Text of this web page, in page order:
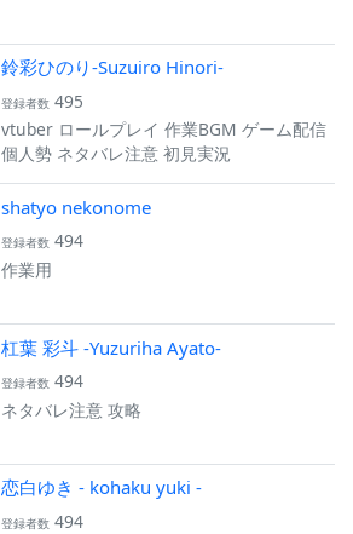
鈴彩ひのり-Suzuiro Hinori-
登録者数 495
vtuber ロールプレイ 作業BGM ゲーム配信
個人勢 ネタバレ注意 初見実況
shatyo nekonome
登録者数 494
作業用
杠葉 彩斗 -Yuzuriha Ayato-
登録者数 494
ネタバレ注意 攻略
恋白ゆき - kohaku yuki -
登録者数 494